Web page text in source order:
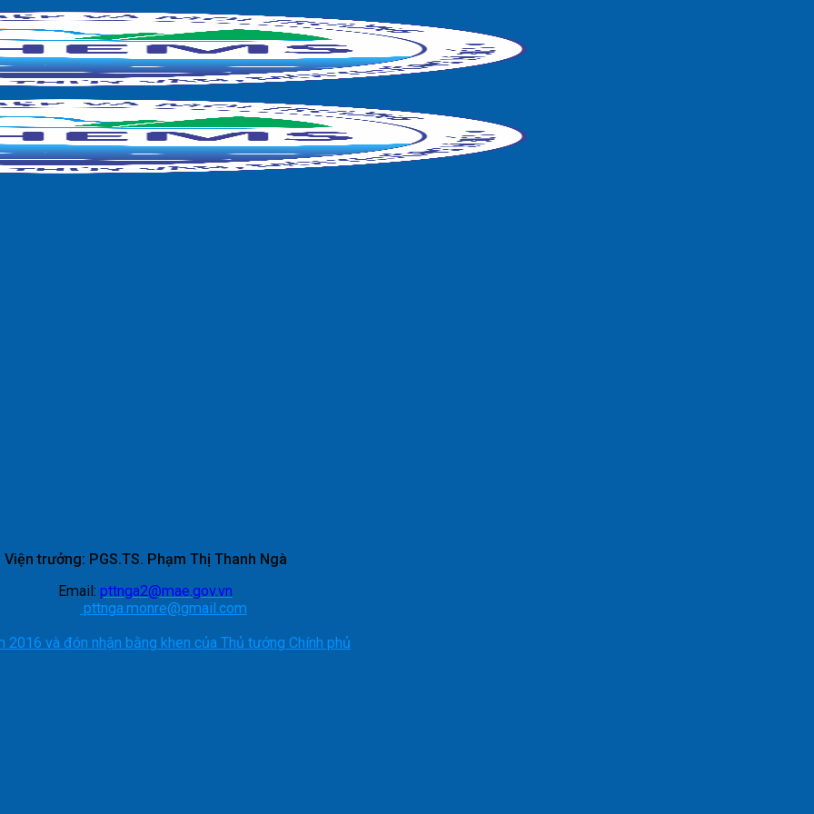
Viện trưởng: PGS.TS. Phạm Thị Thanh Ngà
Email: pttnga2@mae.gov.vn
pttnga.monre@gmail.com
và đón nhận bằng khen của Thủ tướng Chính phủ